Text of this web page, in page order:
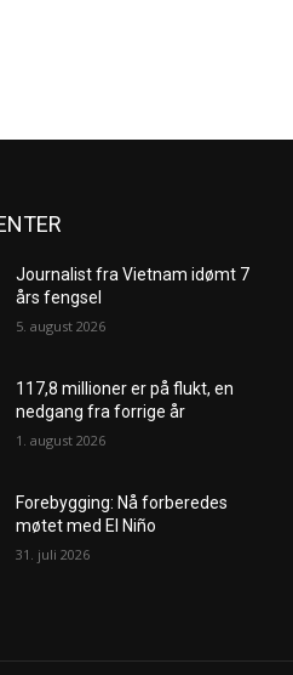
Journalist fra Vietnam idømt 7
års fengsel
5. august 2026
117,8 millioner er på flukt, en
nedgang fra forrige år
1. august 2026
Forebygging: Nå forberedes
møtet med El Niño
31. juli 2026